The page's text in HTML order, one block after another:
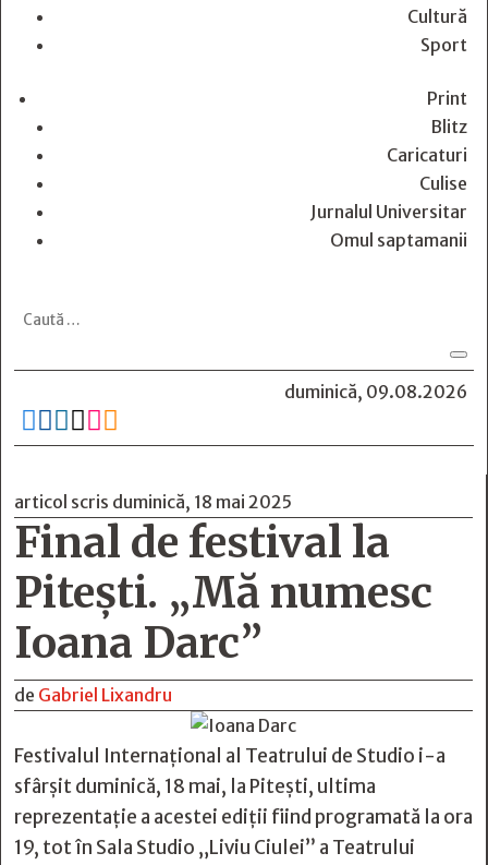
Cultură
Sport
Print
Blitz
Caricaturi
Culise
Jurnalul Universitar
Omul saptamanii
duminică, 09.08.2026
     
articol scris duminică, 18 mai 2025
Final de festival la
Pitești. „Mă numesc
Ioana Darc”
de Gabriel Lixandru
Festivalul Internațional al Teatrului de Studio i-a
sfârșit duminică, 18 mai, la Pitești, ultima
reprezentație a acestei ediții fiind programată la ora
19, tot în Sala Studio „Liviu Ciulei” a Teatrului